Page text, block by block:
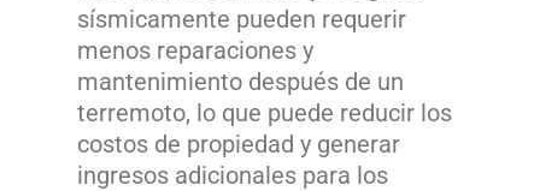
sísmicamente pueden requerir
menos reparaciones y
mantenimiento después de un
terremoto, lo que puede reducir los
costos de propiedad y generar
ingresos adicionales para los